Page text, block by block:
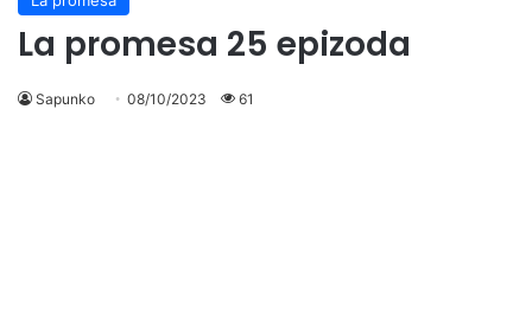
La promesa 25 epizoda
Sapunko 08/10/2023 61